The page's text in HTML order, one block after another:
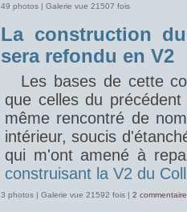
49 photos | Galerie vue 21507 fois
La construction
sera refondu en V2
Les bases de cette
que celles du
même rencontré de
intérieur, soucis
qui m'ont amené à
construisant la V2 du
3 photos | Galerie vue 21592 fois | 2